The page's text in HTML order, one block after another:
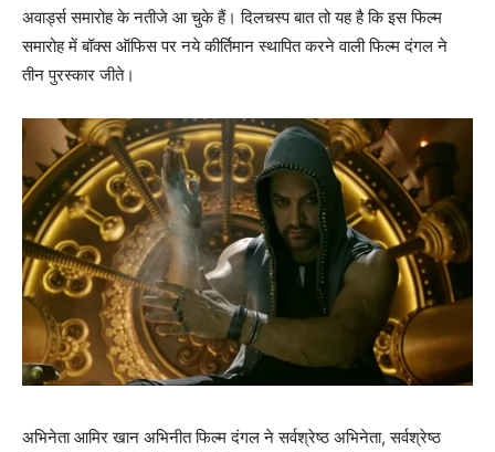
अवार्ड्स समारोह के नतीजे आ चुके हैं। दिलचस्‍प बात तो यह है कि इस फिल्‍म
समारोह में बॉक्‍स ऑफिस पर नये कीर्तिमान स्‍थापित करने वाली फिल्‍म दंगल ने
तीन पुरस्‍कार जीते।
अभिनेता आमिर खान अभिनीत फिल्‍म दंगल ने सर्वश्रेष्ठ अभिनेता, सर्वश्रेष्ठ